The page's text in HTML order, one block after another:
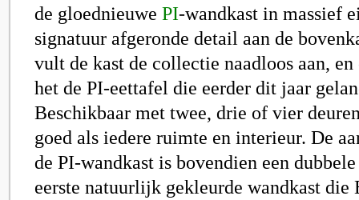
de gloednieuwe PI-wandkast in massief
signatuur afgeronde detail aan de
vult de kast de collectie naadloos aan,
het de PI-eettafel die eerder dit jaar
Beschikbaar met twee, drie of vier
goed als iedere ruimte en interieur. De
de PI-wandkast is bovendien een
eerste natuurlijk gekleurde wandkast